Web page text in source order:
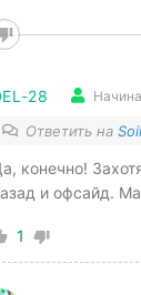
28
Ответить на Soil
конечно!
и офсайд.
1